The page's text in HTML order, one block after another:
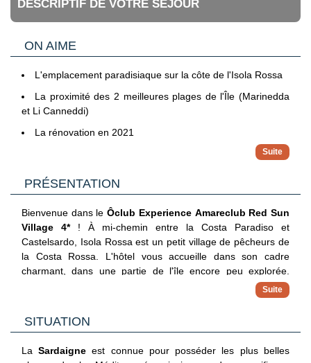
DESCRIPTIF DE VOTRE SÉJOUR
ON AIME
L'emplacement paradisiaque sur la côte de l'Isola Rossa
La proximité des 2 meilleures plages de l'Île (Marinedda
et Li Canneddi)
La rénovation en 2021
PRÉSENTATION
Bienvenue dans le Ôclub Experience Amareclub Red Sun
Village 4*! À mi-chemin entre la Costa Paradiso et
Castelsardo, Isola Rossa est un petit village de pêcheurs de
la Costa Rossa. L'hôtel vous accueille dans son cadre
charmant, dans une partie de l'île encore peu explorée.
Détente pour les adultes et amusement pour les plus petits
sur les 2 plages aménagées " Li Canneddi ", plage de sable
sentier pédestre, et " La Marinedda " (env. 1,2 km),
aussi participer aux nombreuses activités sportives
SITUATION
La Sardaigne est connue pour posséder les plus belles